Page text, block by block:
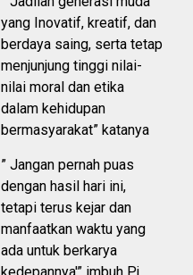
yang Inovatif, kreatif, dan
berdaya saing, serta tetap
menjunjung tinggi nilai-
nilai moral dan etika
dalam kehidupan
bermasyarakat” katanya
” Jangan pernah puas
dengan hasil hari ini,
tetapi terus kejar dan
manfaatkan waktu yang
ada untuk berkarya